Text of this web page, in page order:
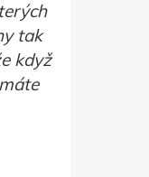
tak
když